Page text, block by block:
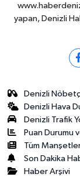
yapan, Denizli
Denizli
Denizli Hava
Denizli Trafik
Puan Durumu
Tüm
Son Dakika
Haber Arşivi